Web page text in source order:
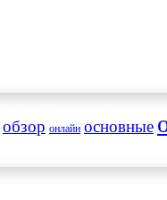
обзор онлайн основные